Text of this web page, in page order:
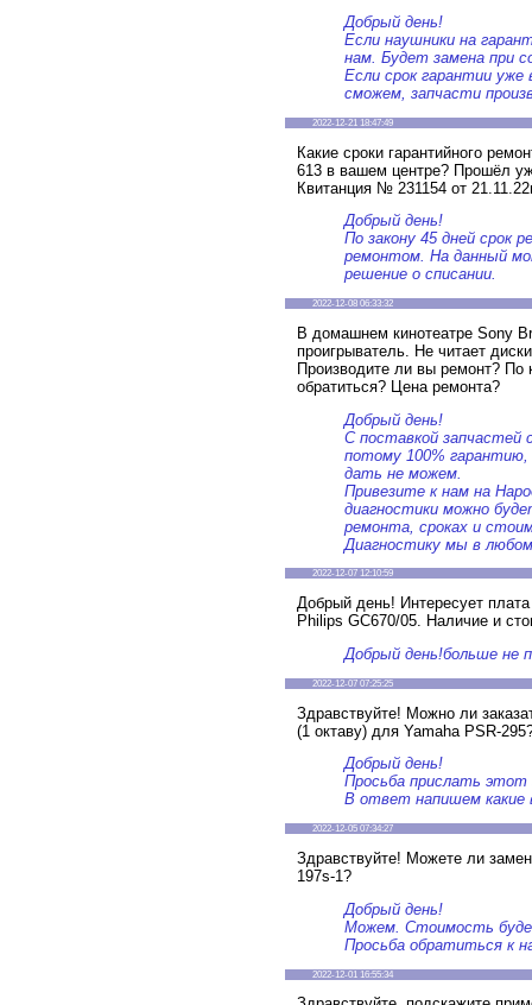
Добрый день!
Если наушники на
нам. Будет замена при
Если срок гарантии
сможем, запчасти
2022-12-21 18:47:49
Какие сроки гарантийного
613 в вашем центре? Прошёл
Квитанция № 231154 от
Добрый день!
По закону 45 дней срок
ремонтом. На данный
решение о списании.
2022-12-08 06:33:32
В домашнем кинотеатре Sony
проигрыватель. Не читает
Производите ли вы ремонт? По
обратиться? Цена ремонта?
Добрый день!
С поставкой запчастей
потому 100%
дать не можем.
Привезите к нам на
диагностики можно
ремонта, сроках и
Диагностику мы в
2022-12-07 12:10:59
Добрый день! Интересует
Philips GC670/05. Наличие и
Добрый день!больше не
2022-12-07 07:25:25
Здравствуйте! Можно ли
(1 октаву) для Yamaha PSR-
Добрый день!
Просьба прислать этот
В ответ напишем какие
2022-12-05 07:34:27
Здравствуйте! Можете ли
197s-1?
Добрый день!
Можем. Стоимость
Просьба обратиться к
2022-12-01 16:55:34